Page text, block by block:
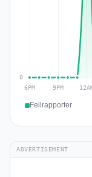
Feilrapporter
ADVERTISEMENT